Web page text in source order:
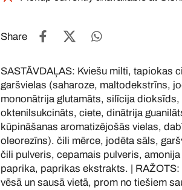
Share
SASTĀVDAĻAS: Kviešu milti, tapiokas
garšvielas (saharoze, maltodekstrīns,
mononātrija glutamāts, silīcija
oktenilsukcināts, ciete, dinātrija
kūpināšanas aromatizējošās vielas,
oleorezīns). čili mērce, jodēta sāls,
čili pulveris, cepamais pulveris,
paprika, paprikas ekstrakts. | RAŽOTS:
vēsā un sausā vietā, prom no tiešiem